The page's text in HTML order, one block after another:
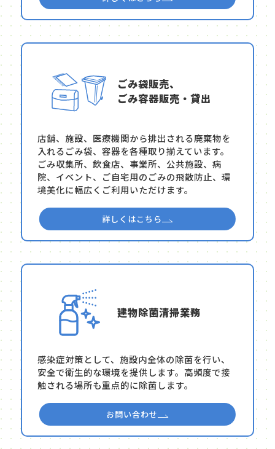
ごみ袋販売、
ごみ容器販売・貸出
店舗、施設、医療機関から排出される廃棄物を
入れるごみ袋、容器を各種取り揃えています。
ごみ収集所、飲食店、事業所、公共施設、病
院、イベント、ご自宅用のごみの飛散防止、環
境美化に幅広くご利用いただけます。
詳しくはこちら
建物除菌清掃業務
感染症対策として、施設内全体の除菌を行い、
安全で衛生的な環境を提供します。高頻度で接
触される場所も重点的に除菌します。
お問い合わせ